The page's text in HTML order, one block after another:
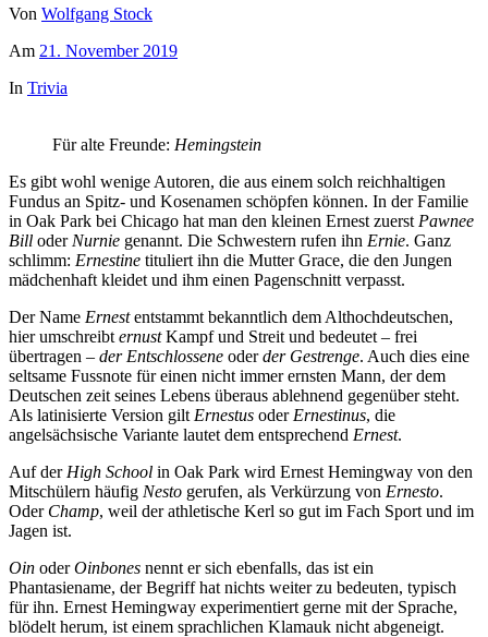
Von Wolfgang Stock
Am 21. November 2019
In Trivia
Für alte Freunde: Hemingstein
Es gibt wohl wenige Autoren, die aus einem solch reichhaltigen
Fundus an Spitz- und Kosenamen schöpfen können. In der Familie
in Oak Park bei Chicago hat man den kleinen Ernest zuerst Pawnee
Bill oder Nurnie genannt. Die Schwestern rufen ihn Ernie. Ganz
schlimm: Ernestine tituliert ihn die Mutter Grace, die den Jungen
mädchenhaft kleidet und ihm einen Pagenschnitt verpasst.
Der Name Ernestentstammt bekanntlich dem Althochdeutschen,
hier umschreibt ernustKampf und Streit und bedeutet – frei
übertragen – der Entschlossene oderderGestrenge. Auch dies eine
seltsame Fussnote für einen nicht immer ernsten Mann, der dem
Deutschen zeit seines Lebens überaus ablehnend gegenüber steht.
Als latinisierte Version gilt Ernestus oderErnestinus, die
angelsächsische Variante lautet dem entsprechend Ernest.
Auf der High School in Oak Park wird Ernest Hemingway von den
Mitschülern häufig Nesto gerufen, als Verkürzung von Ernesto.
Oder Champ, weil der athletische Kerl so gut im Fach Sport und im
Jagen ist.
Oin oderOinbones nennt er sich ebenfalls, das ist ein
Phantasiename, der Begriff hat nichts weiter zu bedeuten, typisch
für ihn. Ernest Hemingway experimentiert gerne mit der Sprache,
blödelt herum, ist einem sprachlichen Klamauk nicht abgeneigt.